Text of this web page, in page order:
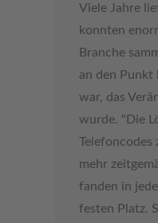
Viele Jahre
konnten
Branche
an den Punkt
war, das
wurde. "Die
Telefoncodes
mehr
fanden in
festen Platz.